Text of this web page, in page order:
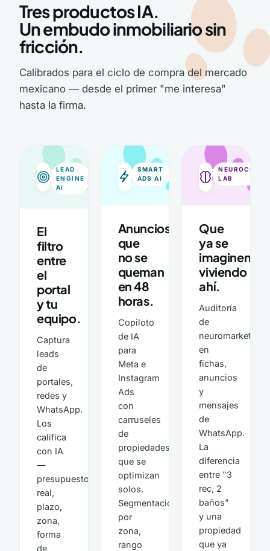
Tres productos IA.
Un embudo inmobiliario sin
fricción.
Calibrados para el ciclo de compra del mercado
mexicano — desde el primer "me interesa"
hasta la firma.
LEAD
ENGINE
AI
El
filtro
entre
el
portal
y tu
equipo.
Captura
leads
de
portales,
redes y
WhatsApp.
Los
califica
con IA
—
presupuesto
real,
plazo,
zona,
forma
de
SMART
ADS AI
Anuncios
que
no se
queman
en 48
horas.
Copiloto
de IA
para
Meta e
Instagram
Ads
con
carruseles
de
propiedades
que se
optimizan
solos.
Segmentación
por
zona,
rango
NEUROCOPY
LAB
Que
ya se
imaginen
viviendo
ahí.
Auditoría
de
neuromarketing
en
fichas,
anuncios
y
mensajes
de
WhatsApp.
La
diferencia
entre "3
rec, 2
baños"
y una
propiedad
que ya